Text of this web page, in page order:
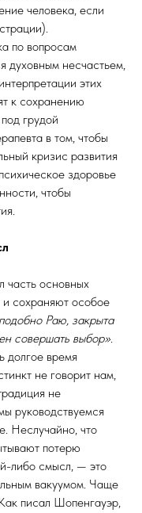
человека, если
по вопросам
духовным несчастьем,
этих
к сохранению
грудой
в том, чтобы
кризис развития
здоровье
чтобы
часть основных
и сохраняют особое
Раю, закрыта
совершать выбор».
долгое время
не говорит нам,
не
руководствуемся
Неслучайно, что
потерю
либо смысл, — это
вакуумом. Чаще
писал Шопенгауэр,